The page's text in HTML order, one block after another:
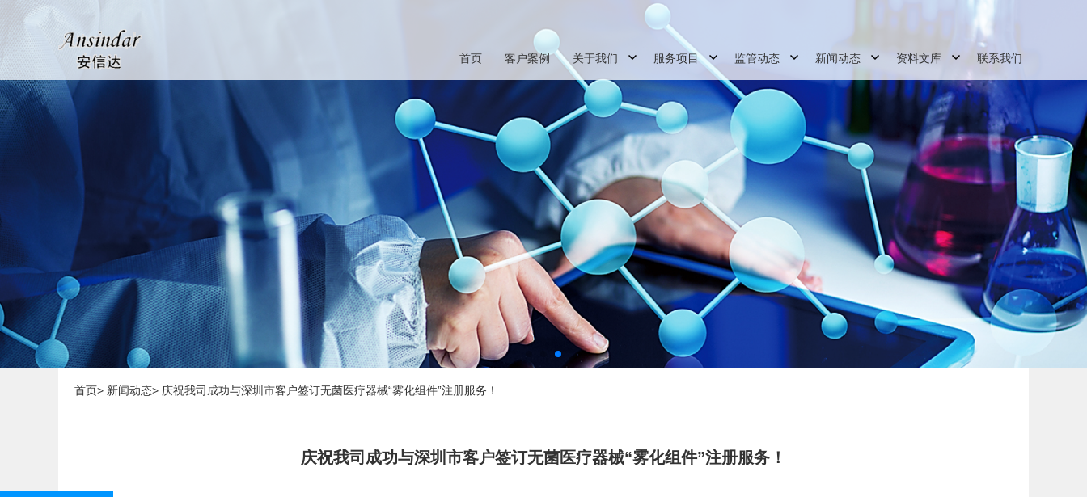
首页 客户案例 关于我们 服务项目 监管动态 新闻动态 资料文库 联系我们
首页> 新闻动态> 庆祝我司成功与深圳市客户签订无菌医疗器械“雾化组件”注册服务！
庆祝我司成功与深圳市客户签订无菌医疗器械“雾化组件”注册服务！